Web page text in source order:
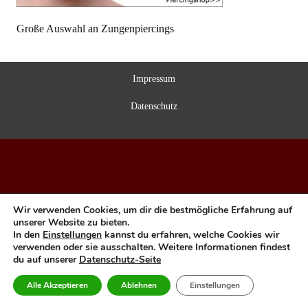
Große Auswahl an Zungenpiercings
Impressum
Datenschutz
Wir verwenden Cookies, um dir die bestmögliche Erfahrung auf
unserer Website zu bieten.
In den Einstellungen kannst du erfahren, welche Cookies wir
verwenden oder sie ausschalten. Weitere Informationen findest
du auf unserer Datenschutz-Seite
Alle Akzeptieren Ablehnen Einstellungen